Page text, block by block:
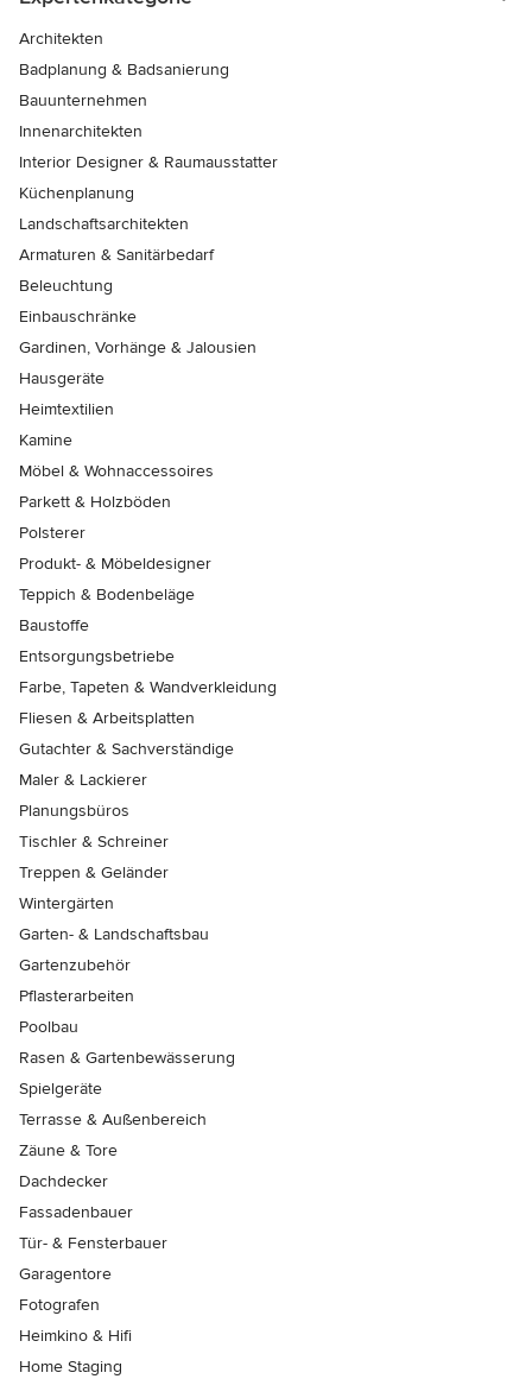
Architekten
Badplanung & Badsanierung
Bauunternehmen
Innenarchitekten
Interior Designer & Raumausstatter
Küchenplanung
Landschaftsarchitekten
Armaturen & Sanitärbedarf
Beleuchtung
Einbauschränke
Gardinen, Vorhänge & Jalousien
Hausgeräte
Heimtextilien
Kamine
Möbel & Wohnaccessoires
Parkett & Holzböden
Polsterer
Produkt- & Möbeldesigner
Teppich & Bodenbeläge
Baustoffe
Entsorgungsbetriebe
Farbe, Tapeten & Wandverkleidung
Fliesen & Arbeitsplatten
Gutachter & Sachverständige
Maler & Lackierer
Planungsbüros
Tischler & Schreiner
Treppen & Geländer
Wintergärten
Garten- & Landschaftsbau
Gartenzubehör
Pflasterarbeiten
Poolbau
Rasen & Gartenbewässerung
Spielgeräte
Terrasse & Außenbereich
Zäune & Tore
Dachdecker
Fassadenbauer
Tür- & Fensterbauer
Garagentore
Fotografen
Heimkino & Hifi
Home Staging